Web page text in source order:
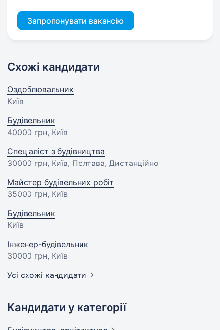
Запропонувати вакансію
Схожі кандидати
Оздоблювальник
Київ
Будівельник
40000 грн, Київ
Спеціаліст з будівництва
30000 грн, Київ, Полтава, Дистанційно
Майстер будівельних робіт
35000 грн, Київ
Будівельник
Київ
Інженер-будівельник
30000 грн, Київ
Усі схожі кандидати
Кандидати у категорії